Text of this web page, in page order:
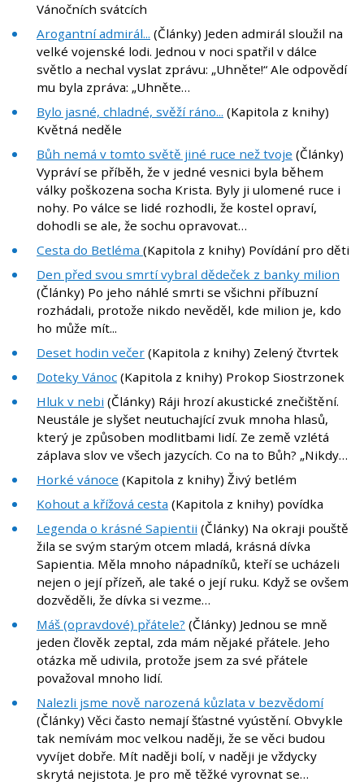
Vánočních svátcích
Arogantní admirál... (Články) Jeden admirál sloužil na
velké vojenské lodi. Jednou v noci spatřil v dálce
světlo a nechal vyslat zprávu: „Uhněte!“ Ale odpovědí
mu byla zpráva: „Uhněte…
Bylo jasné, chladné, svěží ráno... (Kapitola z knihy)
Květná neděle
Bůh nemá v tomto světě jiné ruce než tvoje (Články)
Vypráví se příběh, že v jedné vesnici byla během
války poškozena socha Krista. Byly ji ulomené ruce i
nohy. Po válce se lidé rozhodli, že kostel opraví,
dohodli se ale, že sochu opravovat…
Cesta do Betléma (Kapitola z knihy) Povídání pro děti
Den před svou smrtí vybral dědeček z banky milion
(Články) Po jeho náhlé smrti se všichni příbuzní
rozhádali, protože nikdo nevěděl, kde milion je, kdo
ho může mít...
Deset hodin večer (Kapitola z knihy) Zelený čtvrtek
Doteky Vánoc (Kapitola z knihy) Prokop Siostrzonek
Hluk v nebi (Články) Ráji hrozí akustické znečištění.
Neustále je slyšet neutuchající zvuk mnoha hlasů,
který je způsoben modlitbami lidí. Ze země vzlétá
záplava slov ve všech jazycích. Co na to Bůh? „Nikdy…
Horké vánoce (Kapitola z knihy) Živý betlém
Kohout a křížová cesta (Kapitola z knihy) povídka
Legenda o krásné Sapientii (Články) Na okraji pouště
žila se svým starým otcem mladá, krásná dívka
Sapientia. Měla mnoho nápadníků, kteří se ucházeli
nejen o její přízeň, ale také o její ruku. Když se ovšem
dozvěděli, že dívka si vezme…
Máš (opravdové) přátele? (Články) Jednou se mně
jeden člověk zeptal, zda mám nějaké přátele. Jeho
otázka mě udivila, protože jsem za své přátele
považoval mnoho lidí.
Nalezli jsme nově narozená kůzlata v bezvědomí
(Články) Věci často nemají šťastné vyústění. Obvykle
tak nemívám moc velkou naději, že se věci budou
vyvíjet dobře. Mít naději bolí, v naději je vždycky
skrytá nejistota. Je pro mě těžké vyrovnat se…